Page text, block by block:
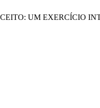
UM EXERCÍCIO